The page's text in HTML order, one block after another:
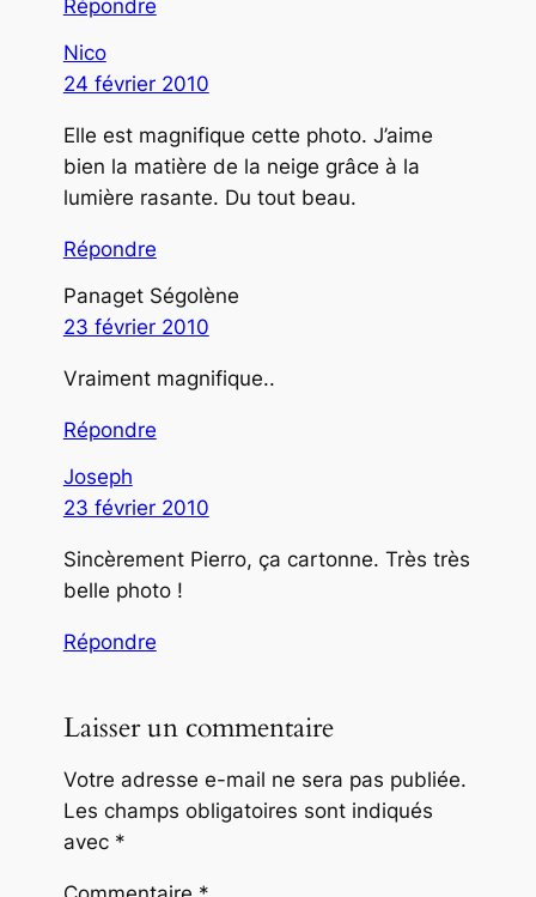
Répondre
Nico
24 février 2010
Elle est magnifique cette photo. J’aime
bien la matière de la neige grâce à la
lumière rasante. Du tout beau.
Répondre
Panaget Ségolène
23 février 2010
Vraiment magnifique..
Répondre
Joseph
23 février 2010
Sincèrement Pierro, ça cartonne. Très très
belle photo !
Répondre
Laisser un commentaire
Votre adresse e-mail ne sera pas publiée.
Les champs obligatoires sont indiqués
avec *